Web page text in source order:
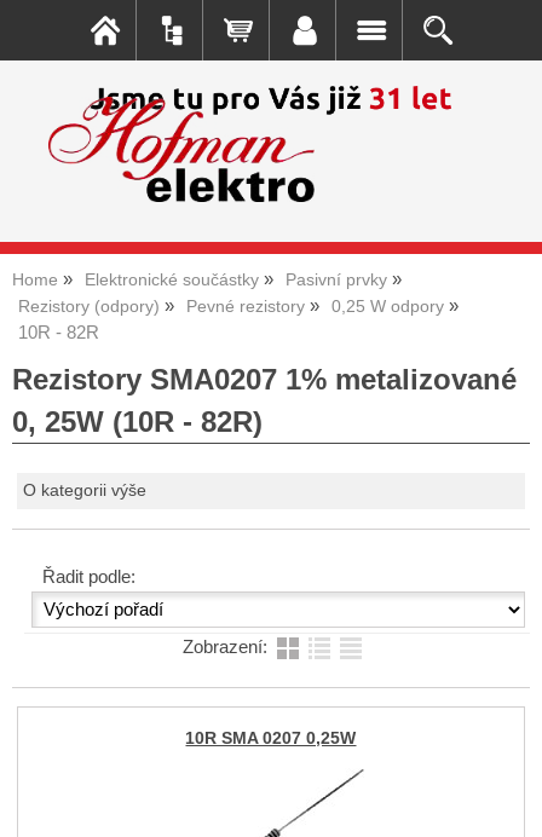
Home Elektronické součástky
Pasivní prvky
Rezistory (odpory)
Pevné rezistory 0,25 W odpory
10R - 82R
Rezistory SMA0207 1% metalizované
0, 25W (10R - 82R)
O kategorii výše
Řadit podle:
Zobrazení:
10R SMA 0207 0,25W